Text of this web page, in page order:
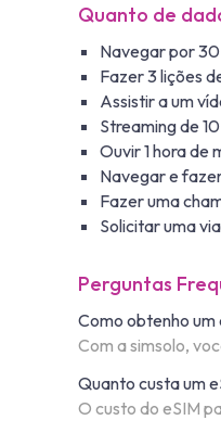
Quanto de
Navegar por
Fazer 3 lições
Assistir a um
Streaming de
Ouvir 1 hora de
Navegar e
Fazer uma
Solicitar uma
Perguntas
Como obtenho um
Com a simsolo,
Quanto custa um
O custo do eSIM